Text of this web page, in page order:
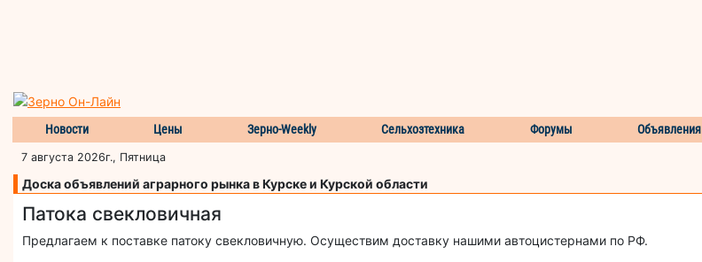
Новости Цены Зерно-Weekly Сельхозтехника Форумы Объявления
7 августа 2026г., Пятница
Доска объявлений аграрного рынка в Курске и Курской области
Патока свекловичная
Предлагаем к поставке патоку свекловичную. Осуществим доставку нашими автоцистернами по РФ.